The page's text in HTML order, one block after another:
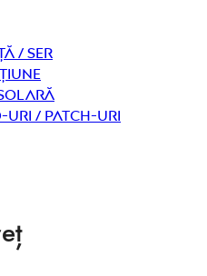
/ Ser
uri / Patch-uri